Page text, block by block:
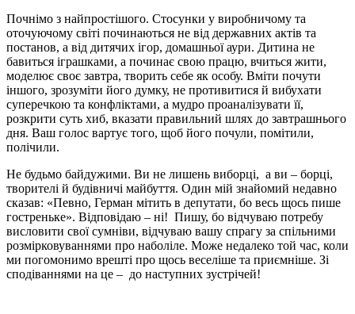
Почнімо з найпростішого. Стосунки у виробничому та
оточуючому світі починаються не від державних актів та
постанов, а від дитячих ігор, домашньої аури. Дитина не
бавиться іграшками, а починає свою працю, вчиться жити,
моделює своє завтра, творить себе як особу. Вміти почути
іншого, зрозуміти його думку, не противитися й вибухати
суперечкою та конфліктами, а мудро проаналізувати її,
розкрити суть хиб, вказати правильний шлях до завтрашнього
дня. Ваш голос вартує того, щоб його почули, помітили,
полічили.
Не будьмо байдужими. Ви не лишень виборці, а ви – борці,
творителі й будівничі майбуття. Один мій знайомий недавно
сказав: «Певно, Герман мітить в депутати, бо весь щось пише
гостреньке». Відповідаю – ні! Пишу, бо відчуваю потребу
висловити свої сумніви, відчуваю вашу спрагу за спільними
розмірковуваннями про наболіле. Може недалеко той час, коли
ми погомонимо врешті про щось веселіше та приємніше. Зі
сподіваннями на це – до наступних зустрічей!